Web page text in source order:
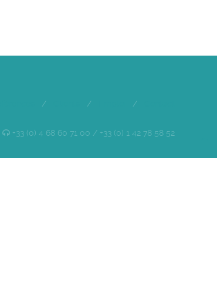
/ / /
+33 (0) 4 68 60 71 00 / +33 (0) 1 42 78 58 52